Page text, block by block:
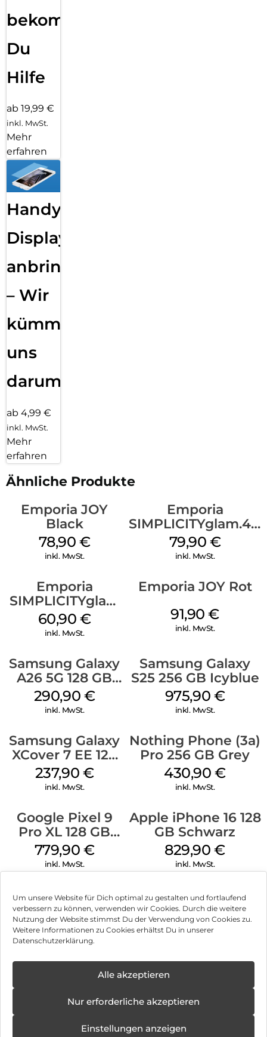
Um unsere Website für Dich optimal zu gestalten und fortlaufend
verbessern zu können, verwenden wir Cookies. Durch die weitere
Nutzung der Website stimmst Du der Verwendung von Cookies zu.
Weitere Informationen zu Cookies erhältst Du in unserer
Datenschutzerklärung.
Alle akzeptieren
Nur erforderliche akzeptieren
Einstellungen anzeigen
bekommst
Du
Hilfe
ab 19,99 €
inkl. MwSt.
Mehr
erfahren
Handy
Displayfolie
anbringen
– Wir
kümmern
uns
darum!
ab 4,99 €
inkl. MwSt.
Mehr
erfahren
Ähnliche Produkte
Emporia JOY
Black
78,90 €
inkl. MwSt.
Emporia
SIMPLICITYglam.4G
Schwarz
79,90 €
inkl. MwSt.
Emporia
SIMPLICITYglam
Weiss
60,90 €
inkl. MwSt.
Emporia JOY Rot
91,90€
inkl. MwSt.
Samsung Galaxy
A26 5G 128 GB
White
290,90 €
inkl. MwSt.
Samsung Galaxy
S25 256 GB Icyblue
975,90 €
inkl. MwSt.
Samsung Galaxy
XCover 7 EE 128
GB Black
237,90 €
inkl. MwSt.
Nothing Phone (3a)
Pro 256 GB Grey
430,90€
inkl. MwSt.
Google Pixel 9
Pro XL 128 GB
Obsidian
779,90 €
inkl. MwSt.
Apple iPhone 16 128
GB Schwarz
829,90€
inkl. MwSt.
Impressum
Hinweis zur Batterieentsorgung